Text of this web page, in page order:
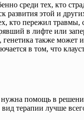
среди тех, кто
этой и
кто пережил
в лифте или
также может
в том, что
помощь в
терапии лучше